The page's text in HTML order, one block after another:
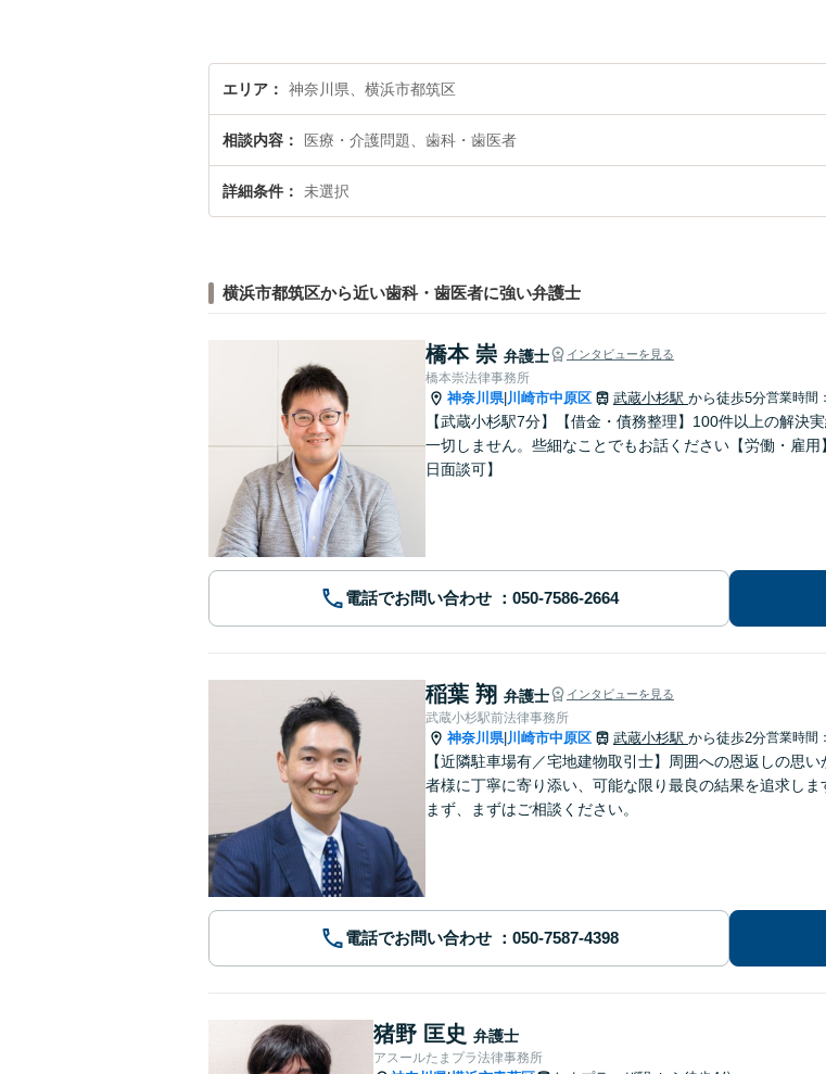
エリア 神奈川県、横浜市都筑区
相談内容 医療・介護問題、歯科・歯医者
詳細条件 未選択
横浜市都筑区から近い歯科・歯医者に強い弁護士
橋本 崇 弁護士 インタビューを見る
橋本崇法律事務所
神奈川県| 川崎市中原区 武蔵小杉駅 から徒歩5分営業時間
【武蔵小杉駅7分】【借金・債務整理】100件以上の解決
一切しません。些細なことでもお話ください【労働・雇
日面談可】
電話でお問い合わせ
稲葉 翔 弁護士 インタビューを見る
武蔵小杉駅前法律事務所
神奈川県| 川崎市中原区 武蔵小杉駅 から徒歩2分営業時間
【近隣駐車場有／宅地建物取引士】周囲への恩返しの思
者様に丁寧に寄り添い、可能な限り最良の結果を追求し
まず、まずはご相談ください。
電話でお問い合わせ
猪野 匡史 弁護士
アスールたまプラ法律事務所